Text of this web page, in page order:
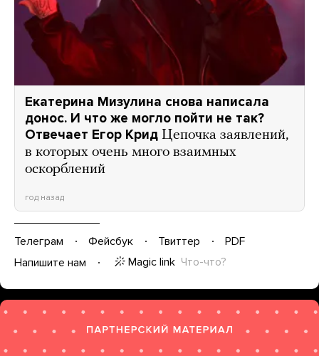
Екатерина Мизулина снова написала
донос. И что же могло пойти не так?
Отвечает Егор Крид Цепочка заявлений,
в которых очень много взаимных
оскорблений
год назад
Телеграм Фейсбук Твиттер
PDF
Напишите нам
Magic link Что-что?